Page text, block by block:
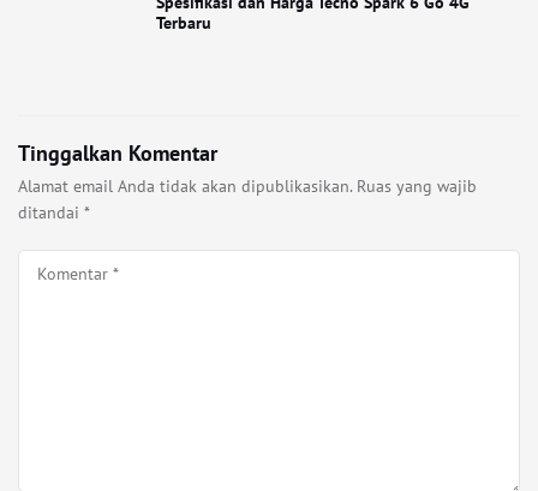
Terbaru
Tinggalkan Komentar
Alamat email Anda tidak akan dipublikasikan. Ruas yang wajib
ditandai *